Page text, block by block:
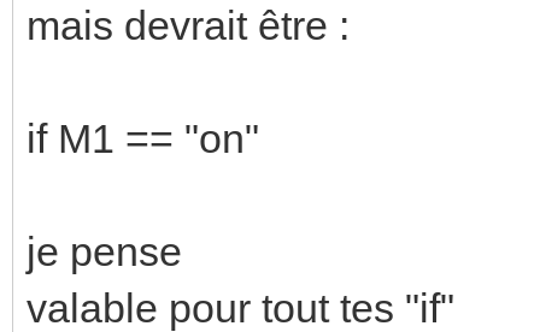
mais devrait être :
if M1 == "on"
je pense
valable pour tout tes "if"